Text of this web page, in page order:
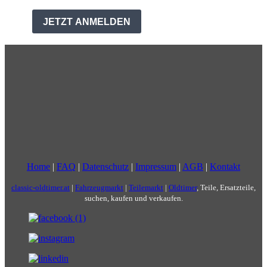
Home | FAQ | Datenschutz | Impressum | AGB | Kontakt
classic-oldtimer.at | Fahrzeugmarkt | Teilemarkt | Oldtimer, Teile, Ersatzteile,
suchen, kaufen und verkaufen.